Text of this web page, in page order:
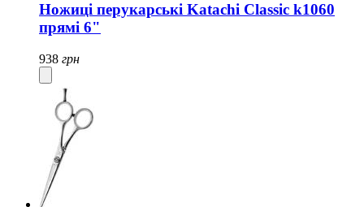
Ножиці перукарські Katachi Classic k1060
прямі 6"
938 грн